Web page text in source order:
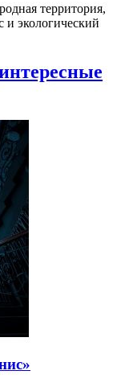
территория,
и экологический